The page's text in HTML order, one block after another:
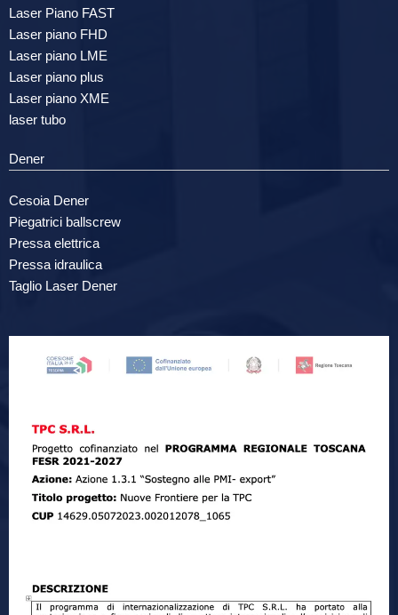
Laser Piano FAST
Laser piano FHD
Laser piano LME
Laser piano plus
Laser piano XME
laser tubo
Dener
Cesoia Dener
Piegatrici ballscrew
Pressa elettrica
Pressa idraulica
Taglio Laser Dener